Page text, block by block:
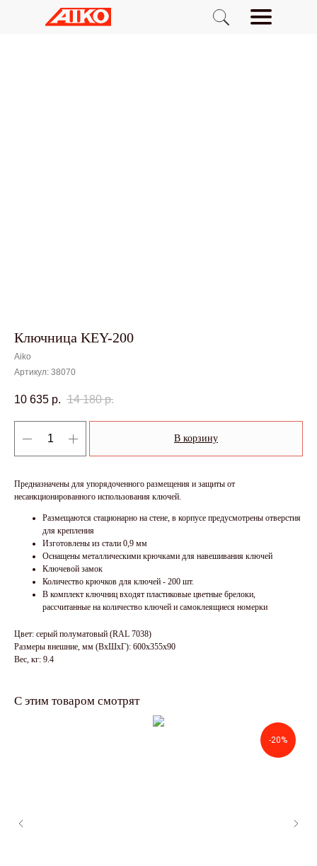
Ключница KEY-200
Aiko
Артикул: 38070
10 635 р. 14 180 р.
В корзину
Предназначены для упорядоченного размещения и защиты от
несанкционированного использования ключей.
Размещаются стационарно на стене, в корпусе предусмотрены отверстия
для крепления
Изготовлены из стали 0,9 мм
Оснащены металлическими крючками для навешивания ключей
Ключевой замок
Количество крючков для ключей - 200 шт.
В комплект ключниц входят пластиковые цветные брелоки,
рассчитанные на количество ключей и самоклеящиеся номерки
Цвет: серый полуматовый (RAL 7038)
Размеры внешние, мм (ВхШхГ): 600x355x90
Вес, кг: 9.4
С этим товаром смотрят
-20%